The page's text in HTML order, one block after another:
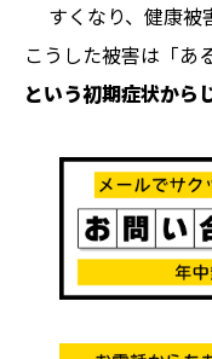
すくなり、健康被
こうした被害は「あ
という初期症状から